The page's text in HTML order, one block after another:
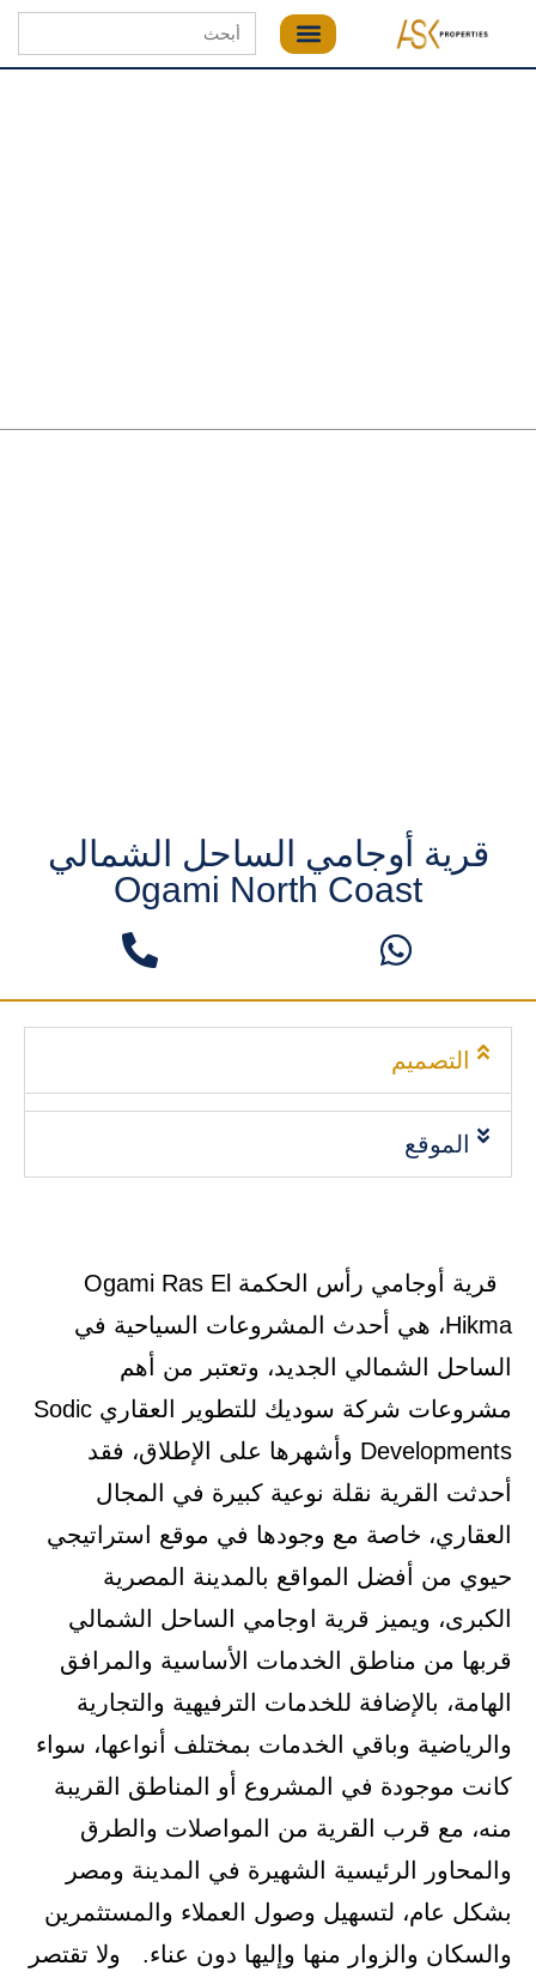
Search
for:
قرية أوجامي الساحل الشمالي
Ogami North Coast
التصميم
الموقع
قرية أوجامي رأس الحكمة Ogami Ras El
Hikma، هي أحدث المشروعات السياحية في
الساحل الشمالي الجديد، وتعتبر من أهم
مشروعات شركة سوديك للتطوير العقاري Sodic
Developments وأشهرها على الإطلاق، فقد
أحدثت القرية نقلة نوعية كبيرة في المجال
العقاري، خاصة مع وجودها في موقع استراتيجي
حيوي من أفضل المواقع بالمدينة المصرية
الكبرى، ويميز قرية اوجامي الساحل الشمالي
قربها من مناطق الخدمات الأساسية والمرافق
الهامة، بالإضافة للخدمات الترفيهية والتجارية
والرياضية وباقي الخدمات بمختلف أنواعها، سواء
كانت موجودة في المشروع أو المناطق القريبة
منه، مع قرب القرية من المواصلات والطرق
والمحاور الرئيسية الشهيرة في المدينة ومصر
بشكل عام، لتسهيل وصول العملاء والمستثمرين
والسكان والزوار منها وإليها دون عناء. ولا تقتصر